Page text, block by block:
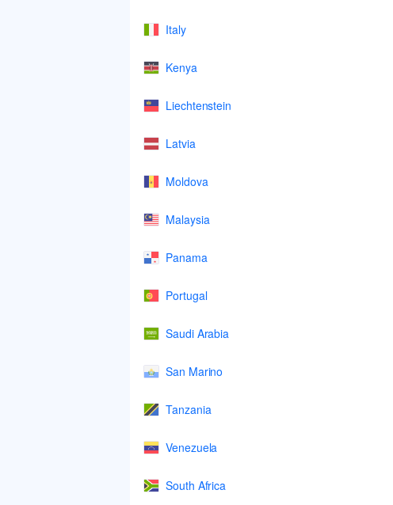
Italy
Kenya
Liechtenstein
Latvia
Moldova
Malaysia
Panama
Portugal
Saudi Arabia
San Marino
Tanzania
Venezuela
South Africa